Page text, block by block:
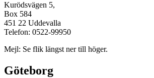
Kurödsvägen 5,
Box 584
451 22 Uddevalla
Telefon: 0522-99950
Mejl: Se flik längst ner till höger.
Göteborg